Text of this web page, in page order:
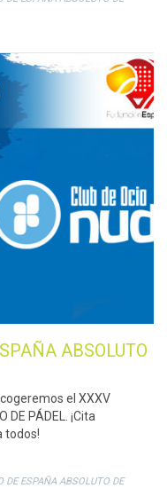
ABSOLUTO
el XXXV
DE PÁDEL. ¡Cita
todos!
DE ESPAÑA ABSOLUTO DE